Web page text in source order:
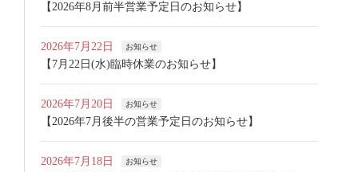
【2026年8月前半営業予定日のお知らせ】
2026年7月22日 お知らせ
【7月22日(水)臨時休業のお知らせ】
2026年7月20日 お知らせ
【2026年7月後半の営業予定日のお知らせ】
2026年7月18日 お知らせ